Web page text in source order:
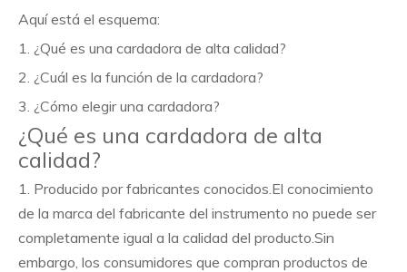
Aquí está el esquema:
1. ¿Qué es una cardadora de alta calidad?
2. ¿Cuál es la función de la cardadora?
3. ¿Cómo elegir una cardadora?
¿Qué es una cardadora de alta
calidad?
1. Producido por fabricantes conocidos.El conocimiento
de la marca del fabricante del instrumento no puede ser
completamente igual a la calidad del producto.Sin
embargo, los consumidores que compran productos de